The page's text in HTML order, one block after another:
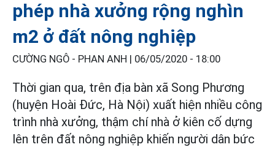
phép nhà xưởng rộng nghìn
m2 ở đất nông nghiệp
CƯỜNG NGÔ - PHAN ANH | 06/05/2020 - 18:00
Thời gian qua, trên địa bàn xã Song Phương
(huyện Hoài Đức, Hà Nội) xuất hiện nhiều công
trình nhà xưởng, thậm chí nhà ở kiên cố dựng
lên trên đất nông nghiệp khiến người dân bức